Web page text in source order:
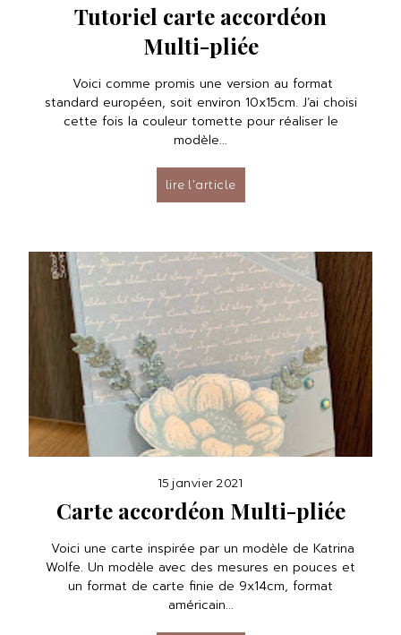
Tutoriel carte accordéon
Multi-pliée
Voici comme promis une version au format
standard européen, soit environ 10x15cm. J’ai choisi
cette fois la couleur tomette pour réaliser le
modèle...
lire l’article
15 janvier 2021
Carte accordéon Multi-pliée
Voici une carte inspirée par un modèle de Katrina
Wolfe. Un modèle avec des mesures en pouces et
un format de carte finie de 9x14cm, format
américain...